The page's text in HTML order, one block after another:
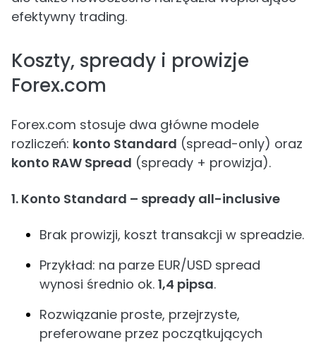
efektywny trading.
Koszty, spready i prowizje
Forex.com
Forex.com stosuje dwa główne modele
rozliczeń: konto Standard (spread-only) oraz
konto RAW Spread (spready + prowizja).
1. Konto Standard – spready all-inclusive
Brak prowizji, koszt transakcji w spreadzie.
Przykład: na parze EUR/USD spread
wynosi średnio ok. 1,4 pipsa.
Rozwiązanie proste, przejrzyste,
preferowane przez początkujących